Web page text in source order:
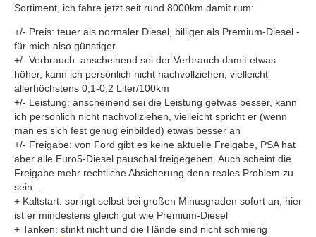
Sortiment, ich fahre jetzt seit rund 8000km damit rum:
+/- Preis: teuer als normaler Diesel, billiger als Premium-Diesel -
für mich also günstiger
+/- Verbrauch: anscheinend sei der Verbrauch damit etwas
höher, kann ich persönlich nicht nachvollziehen, vielleicht
allerhöchstens 0,1-0,2 Liter/100km
+/- Leistung: anscheinend sei die Leistung getwas besser, kann
ich persönlich nicht nachvollziehen, vielleicht spricht er (wenn
man es sich fest genug einbilded) etwas besser an
+/- Freigabe: von Ford gibt es keine aktuelle Freigabe, PSA hat
aber alle Euro5-Diesel pauschal freigegeben. Auch scheint die
Freigabe mehr rechtliche Absicherung denn reales Problem zu
sein...
+ Kaltstart: springt selbst bei großen Minusgraden sofort an, hier
ist er mindestens gleich gut wie Premium-Diesel
+ Tanken: stinkt nicht und die Hände sind nicht schmierig